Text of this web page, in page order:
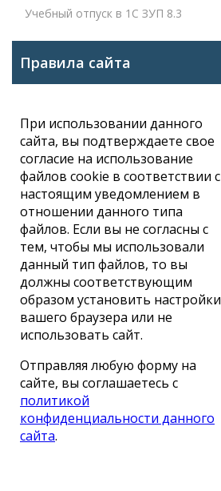
Учебный отпуск в 1С ЗУП 8.3
Правила сайта
При использовании данного
сайта, вы подтверждаете свое
согласие на использование
файлов cookie в соответствии с
настоящим уведомлением в
отношении данного типа
файлов. Если вы не согласны с
тем, чтобы мы использовали
данный тип файлов, то вы
должны соответствующим
образом установить настройки
вашего браузера или не
использовать сайт.
Отправляя любую форму на
сайте, вы соглашаетесь с
политикой
конфиденциальности данного
сайта.